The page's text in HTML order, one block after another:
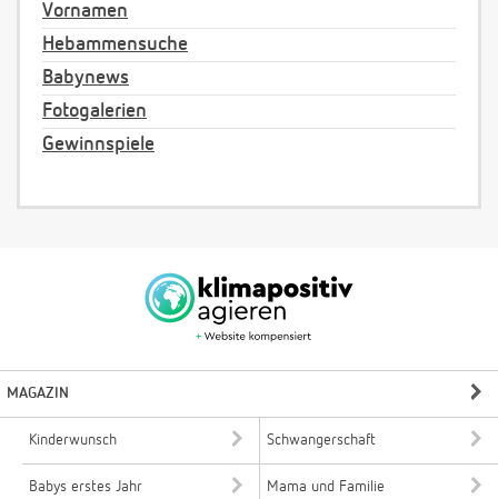
Vornamen
Hebammensuche
Babynews
Fotogalerien
Gewinnspiele
MAGAZIN
Kinderwunsch Schwangerschaft
Babys erstes Jahr Mama und Familie